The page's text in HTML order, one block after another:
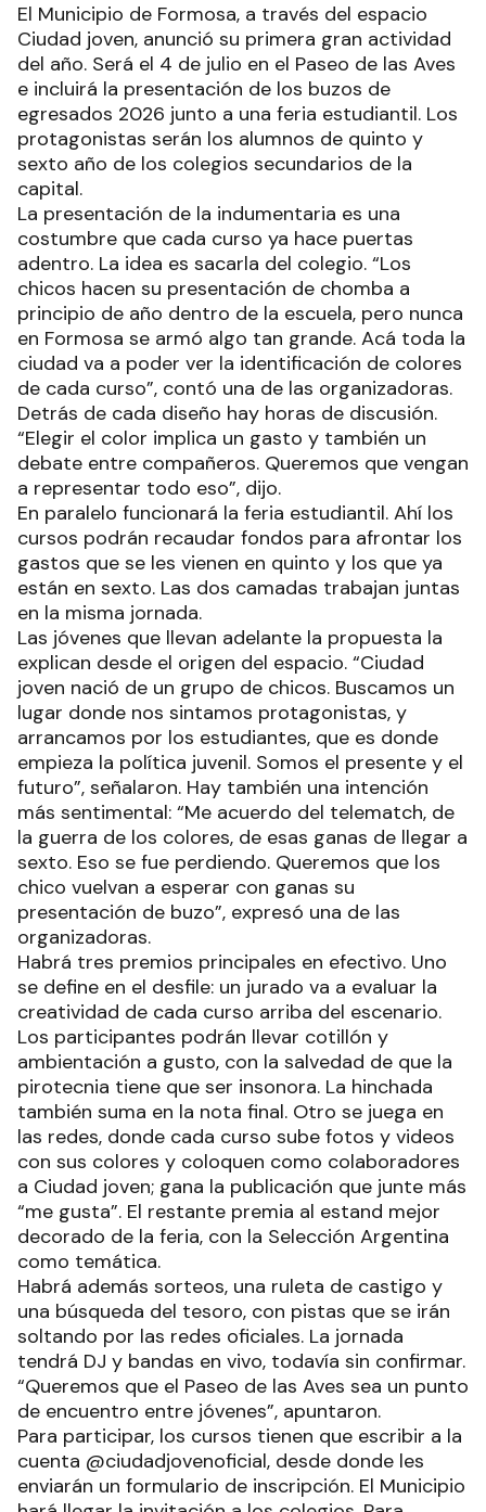
El Municipio de Formosa, a través del espacio
Ciudad joven, anunció su primera gran actividad
del año. Será el 4 de julio en el Paseo de las Aves
e incluirá la presentación de los buzos de
egresados 2026 junto a una feria estudiantil. Los
protagonistas serán los alumnos de quinto y
sexto año de los colegios secundarios de la
capital.
La presentación de la indumentaria es una
costumbre que cada curso ya hace puertas
adentro. La idea es sacarla del colegio. “Los
chicos hacen su presentación de chomba a
principio de año dentro de la escuela, pero nunca
en Formosa se armó algo tan grande. Acá toda la
ciudad va a poder ver la identificación de colores
de cada curso”, contó una de las organizadoras.
Detrás de cada diseño hay horas de discusión.
“Elegir el color implica un gasto y también un
debate entre compañeros. Queremos que vengan
a representar todo eso”, dijo.
En paralelo funcionará la feria estudiantil. Ahí los
cursos podrán recaudar fondos para afrontar los
gastos que se les vienen en quinto y los que ya
están en sexto. Las dos camadas trabajan juntas
en la misma jornada.
Las jóvenes que llevan adelante la propuesta la
explican desde el origen del espacio. “Ciudad
joven nació de un grupo de chicos. Buscamos un
lugar donde nos sintamos protagonistas, y
arrancamos por los estudiantes, que es donde
empieza la política juvenil. Somos el presente y el
futuro”, señalaron. Hay también una intención
más sentimental: “Me acuerdo del telematch, de
la guerra de los colores, de esas ganas de llegar a
sexto. Eso se fue perdiendo. Queremos que los
chico vuelvan a esperar con ganas su
presentación de buzo”, expresó una de las
organizadoras.
Habrá tres premios principales en efectivo. Uno
se define en el desfile: un jurado va a evaluar la
creatividad de cada curso arriba del escenario.
Los participantes podrán llevar cotillón y
ambientación a gusto, con la salvedad de que la
pirotecnia tiene que ser insonora. La hinchada
también suma en la nota final. Otro se juega en
las redes, donde cada curso sube fotos y videos
con sus colores y coloquen como colaboradores
a Ciudad joven; gana la publicación que junte más
“me gusta”. El restante premia al estand mejor
decorado de la feria, con la Selección Argentina
como temática.
Habrá además sorteos, una ruleta de castigo y
una búsqueda del tesoro, con pistas que se irán
soltando por las redes oficiales. La jornada
tendrá DJ y bandas en vivo, todavía sin confirmar.
“Queremos que el Paseo de las Aves sea un punto
de encuentro entre jóvenes”, apuntaron.
Para participar, los cursos tienen que escribir a la
cuenta @ciudadjovenoficial, desde donde les
enviarán un formulario de inscripción. El Municipio